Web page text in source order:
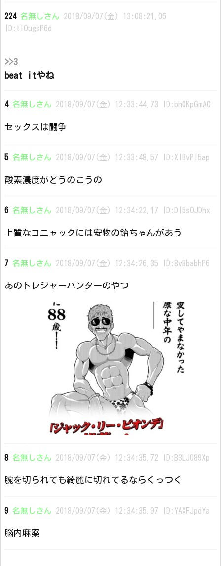
224 名無しさん 2018/09/07(金) 13:08:21.06
ID:tIOugsP6d
>>3
beat itやね
4 名無しさん 2018/09/07(金) 12:33:44.73 ID:bh0KpGmA0
セックスは闘争
5 名無しさん 2018/09/07(金) 12:33:48.57 ID:XlBvPl5ap
酸素濃度がどうのこうの
6 名無しさん 2018/09/07(金) 12:34:22.17 ID:DI5sOJDhx
上質なコニャックには安物の飴ちゃんがあう
7 名無しさん 2018/09/07(金) 12:34:26.35 ID:8vBbabhP6
あのトレジャーハンターのやつ
8 名無しさん 2018/09/07(金) 12:34:35.72 ID:B3LJ089Xp
腕を切られても綺麗に切れてるならくっつく
9 名無しさん 2018/09/07(金) 12:34:35.97 ID:YAXFJpdYa
脳内麻薬